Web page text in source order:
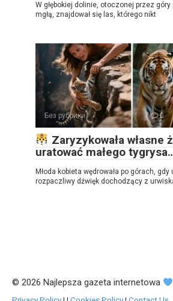
W głębokiej dolinie, otoczonej przez
mgłą, znajdował się las, którego nikt
Без рубрики 0
Zaryzykowała własne
uratować małego
Młoda kobieta wędrowała po górach, gdy
rozpaczliwy dźwięk dochodzący z
© 2026 Najlepsza gazeta internetowa